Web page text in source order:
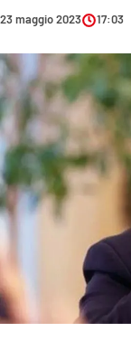
SOCIETÀ
CULTURA
ECONOMIA E
EVENTI
LAC TV
23 maggio 2023 17:03